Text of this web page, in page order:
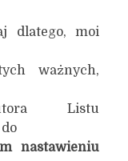
dlatego, moi
ważnych,
Listu
nastawieniu